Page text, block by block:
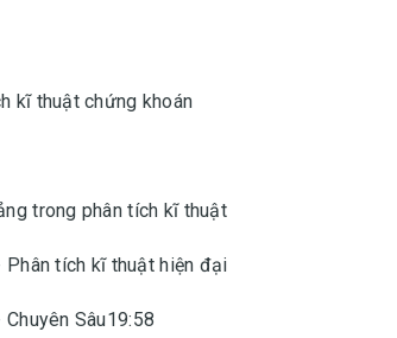
kĩ thuật chứng khoán
trong phân tích kĩ thuật
tích kĩ thuật hiện đại
Sâu19:58